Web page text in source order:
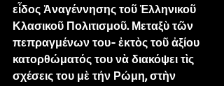
εἶδος Ἀναγέννησης τοῦ Ἑλληνικοῦ
Κλασικοῦ Πολιτισμοῦ. Μεταξὺ τῶν
πεπραγμένων του- ἐκτὸς τοῦ ἀξίου
κατορθώματός του νὰ διακόψει τὶς
σχέσεις του μὲ τήν Ρώμη, στὴν